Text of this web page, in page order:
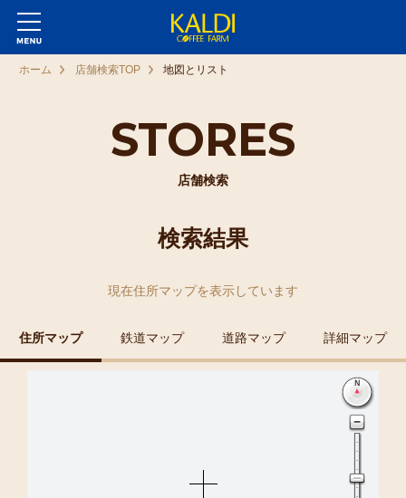
STORES
店舗検索
ホーム 店舗検索TOP 地図とリスト
検索結果
現在住所マップを表示しています
住所マップ 鉄道マップ 道路マップ 詳細マップ